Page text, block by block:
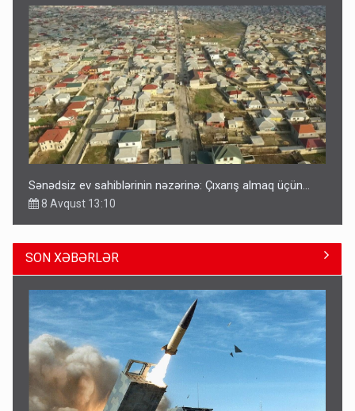
Sənədsiz ev sahiblərinin nəzərinə: Çıxarış almaq üçün...
8 Avqust 13:10
SON XƏBƏRLƏR